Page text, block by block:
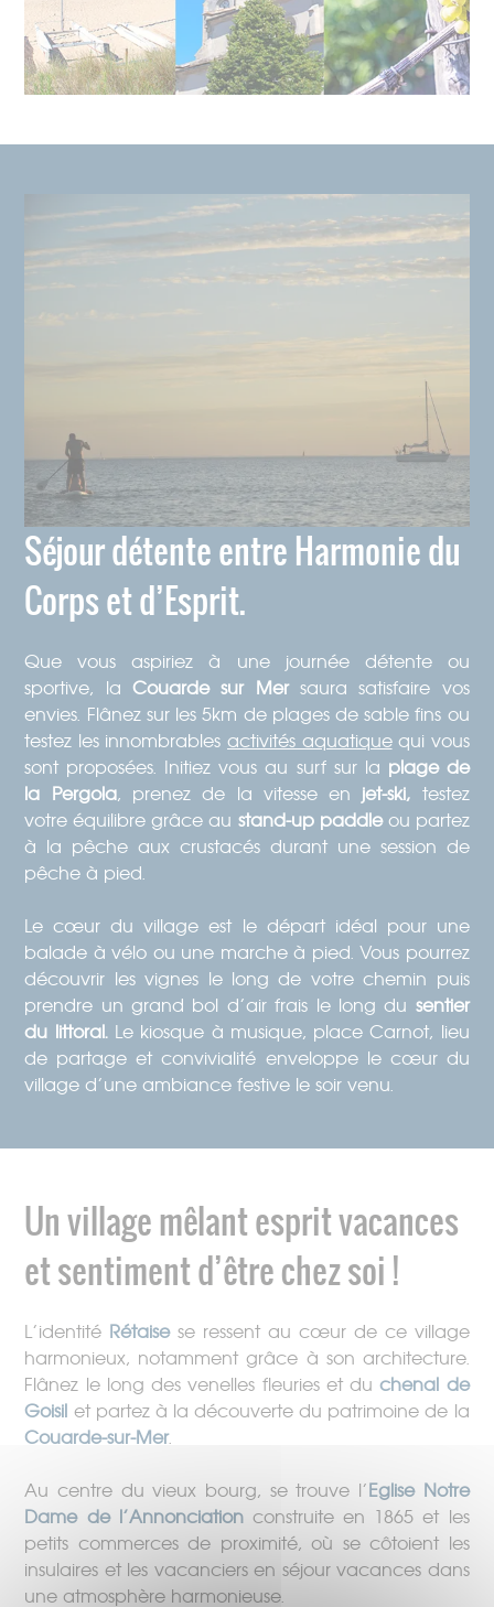
Séjour détente entre Harmonie du
Corps et d’Esprit.
Que vous aspiriez à une journée détente ou
sportive, laCouarde sur Mersaura satisfaire vos
envies. Flânez sur les 5km de plages de sable fins ou
testez les innombrablesactivités aquatiquequi vous
sont proposées. Initiez vous au surf sur la plage de
la Pergola, prenez de la vitesse en jet-ski, testez
votre équilibre grâce au stand-up paddleou partez
à la pêche aux crustacés durant une session de
pêche à pied.
Le cœur du village est le départ idéal pour une
balade à vélo ou une marche à pied. Vous pourrez
découvrir les vignes le long de votre chemin puis
prendre un grand bol d’air frais le long du sentier
du littoral.Le kiosque à musique, place Carnot, lieu
de partage et convivialité enveloppe le cœur du
village d’une ambiance festive le soir venu.
Un village mêlant esprit vacances
et sentiment d’être chez soi !
L’identité Rétaisese ressent au cœur de ce village
harmonieux, notamment grâce à son architecture.
Flânez le long des venelles fleuries et duchenal de
Goisil et partez à la découverte du patrimoine de la
Couarde-sur-Mer.
Au centre du vieux bourg, se trouve l’Eglise Notre
Dame de l’Annonciationconstruite en 1865 et les
petits commerces de proximité, où se côtoient les
insulaires et les vacanciers en séjour vacances dans
une atmosphère harmonieuse.